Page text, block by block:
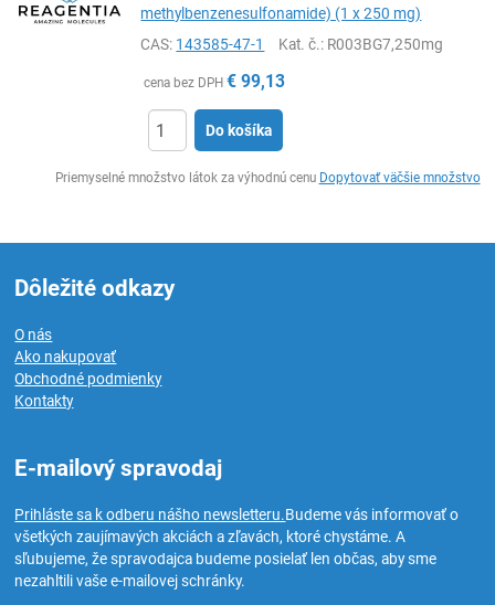
methylbenzenesulfonamide) (1 x 250 mg)
CAS: 143585-47-1 Kat. č.: R003BG7,250mg
cena bez DPH € 99,13
Do košíka
Priemyselné množstvo látok za výhodnú cenu Dopytovať väčšie množstvo
Dôležité odkazy
O nás
Ako nakupovať
Obchodné podmienky
Kontakty
E-mailový spravodaj
Prihláste sa k odberu nášho newsletteru.Budeme vás informovať o
všetkých zaujímavých akciách a zľavách, ktoré chystáme. A
sľubujeme, že spravodajca budeme posielať len občas, aby sme
nezahltili vaše e-mailovej schránky.